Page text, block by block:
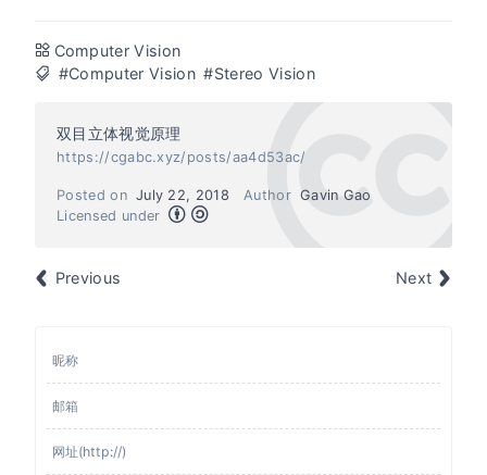
Computer Vision
#Computer Vision #Stereo Vision
双目立体视觉原理
https://cgabc.xyz/posts/aa4d53ac/
Author Gavin Gao
Posted on July 22, 2018
Licensed under
Previous Next